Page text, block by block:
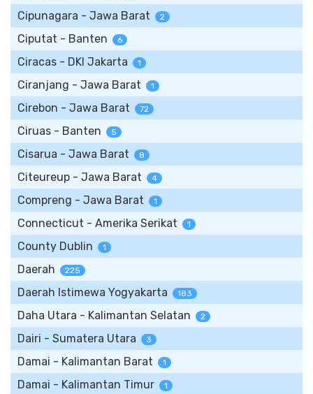
Cipunagara - Jawa Barat 2
Ciputat - Banten 6
Ciracas - DKI Jakarta 1
Ciranjang - Jawa Barat 1
Cirebon - Jawa Barat 72
Ciruas - Banten 5
Cisarua - Jawa Barat 8
Citeureup - Jawa Barat 4
Compreng - Jawa Barat 1
Connecticut - Amerika Serikat 1
County Dublin 1
Daerah 225
Daerah Istimewa Yogyakarta 183
Daha Utara - Kalimantan Selatan 2
Dairi - Sumatera Utara 3
Damai - Kalimantan Barat 1
Damai - Kalimantan Timur 1